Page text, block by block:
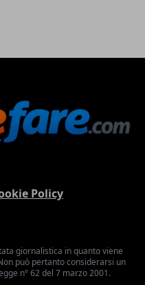
Policy
giornalistica in quanto viene
può pertanto considerarsi un
n° 62 del 7 marzo 2001.